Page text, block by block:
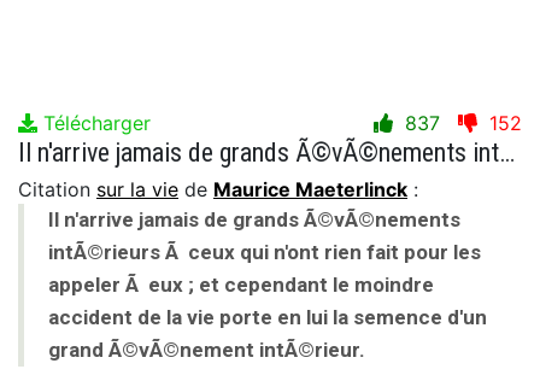
Télécharger 837 152
Il n'arrive jamais de grands Ã©vÃ©nements intÃ©rieurs Ã ceux qui n'ont rien fait pour les appeler Ã eux ; et cependant le moindre accident de la vie porte en lui la semence d'un grand Ã©vÃ©nement intÃ©rieur.
Citation sur la vie de Maurice Maeterlinck :
Il n'arrive jamais de grands Ã©vÃ©nements
intÃ©rieurs Ã ceux qui n'ont rien fait pour les
appeler Ã eux ; et cependant le moindre
accident de la vie porte en lui la semence d'un
grand Ã©vÃ©nement intÃ©rieur.